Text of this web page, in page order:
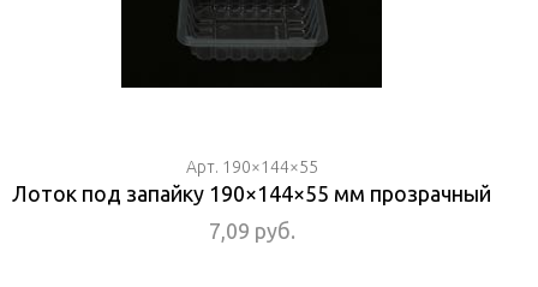
Арт. 190×144×55
Лоток под запайку 190×144×55 мм прозрачный
7,09 руб.